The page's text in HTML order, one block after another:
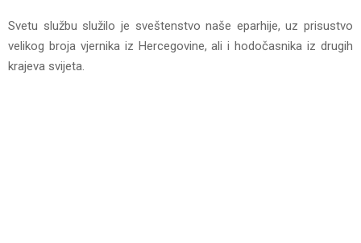
Svetu službu služilo je sveštenstvo naše eparhije, uz prisustvo
velikog broja vjernika iz Hercegovine, ali i hodočasnika iz drugih
krajeva svijeta.